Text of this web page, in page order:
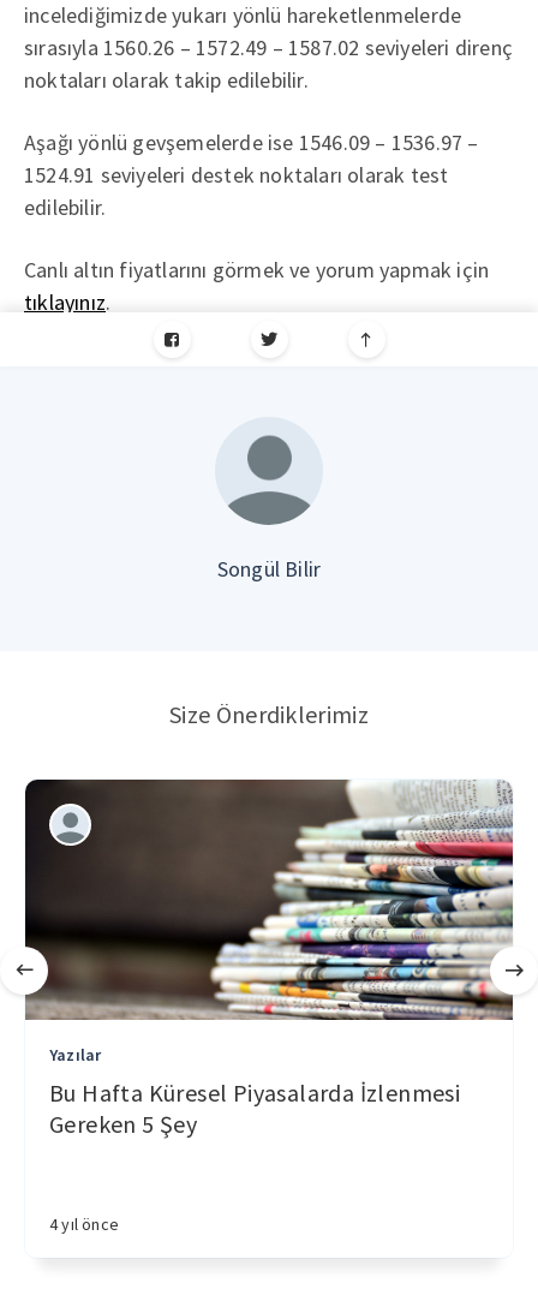
incelediğimizde yukarı yönlü hareketlenmelerde
sırasıyla 1560.26 – 1572.49 – 1587.02 seviyeleri direnç
noktaları olarak takip edilebilir.
Aşağı yönlü gevşemelerde ise 1546.09 – 1536.97 –
1524.91 seviyeleri destek noktaları olarak test
edilebilir.
Canlı altın fiyatlarını görmek ve yorum yapmak için
tıklayınız.
Songül Bilir
Size Önerdiklerimiz
Yazılar
Bu Hafta Küresel Piyasalarda İzlenmesi
Gereken 5 Şey
4 yıl önce